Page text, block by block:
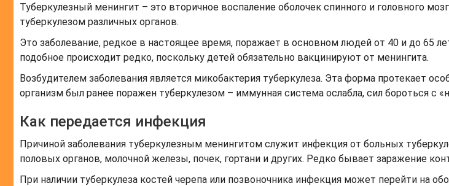
Туберкулезный менингит – это вторичное воспаление оболочек спинного и головного
туберкулезом различных органов.
Это заболевание, редкое в настоящее время, поражает в основном людей от 40 и до 65
подобное происходит редко, поскольку детей обязательно вакцинируют от менингита.
Возбудителем заболевания является микобактерия туберкулеза. Эта форма протекает
организм был ранее поражен туберкулезом – иммунная система ослабла, сил бороться с
Как передается инфекция
Причиной заболевания туберкулезным менингитом служит инфекция от больных
половых органов, молочной железы, почек, гортани и других. Редко бывает заражение
При наличии туберкулеза костей черепа или позвоночника инфекция может перейти на